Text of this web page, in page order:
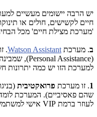
יש הרבה יישומים מעשיים
חיים לקשישים, חולים או
'מערכת מצילת חיים' מכל
ב. מערכת Watson Assistant
.
(
Personal Assistance
),
למערכת הזו יש כמה יתרונות
1. זו מערכת פרואקטיבית
שהם פאסיביים). המערכת
לעוזר ברמת VIP אישי